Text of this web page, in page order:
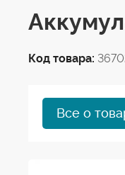
Код товара:
Все о